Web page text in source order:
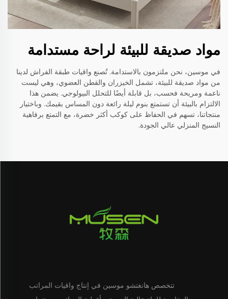
مواد صديقة للبيئة لراحة مستدامة
في موسين، نحن ملتزمون بالاستدامة. تُصنع واقيات طبقة الفراش لدينا
من مواد صديقة للبيئة، تشمل الخيزران والقطن العضوي، وهي ليست
ناعمة ومريحة فحسب، بل قابلة أيضًا للتحلل البيولوجي. يضمن هذا
الالتزام بالبيئة أن تستمتع بنوم ليلة رائعة دون المساس بقيمك. وباختيار
منتجاتنا، تسهم في الحفاظ على كوكب أكثر خضرة، مع التمتع برفاهية
النسيج المنزلي عالي الجودة.
تتخصص هانغتشو موسين في إنتاج واقيات المراتب